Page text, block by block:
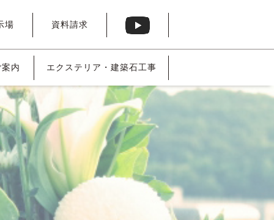
場 資料請求
内 エクステリア・ 建築石工事